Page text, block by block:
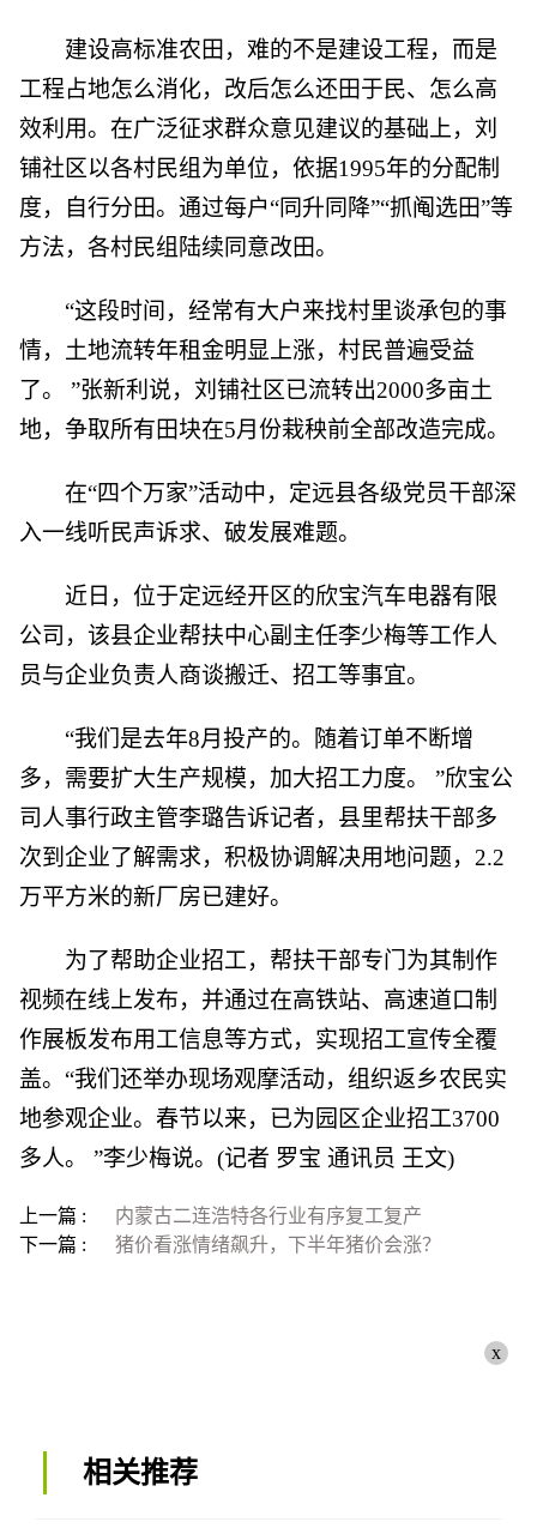
建设高标准农田，难的不是建设工程，而是
工程占地怎么消化，改后怎么还田于民、怎么高
效利用。在广泛征求群众意见建议的基础上，刘
铺社区以各村民组为单位，依据1995年的分配制
度，自行分田。通过每户“同升同降”“抓阄选田”等
方法，各村民组陆续同意改田。
“这段时间，经常有大户来找村里谈承包的事
情，土地流转年租金明显上涨，村民普遍受益
了。 ”张新利说，刘铺社区已流转出2000多亩土
地，争取所有田块在5月份栽秧前全部改造完成。
在“四个万家”活动中，定远县各级党员干部深
入一线听民声诉求、破发展难题。
近日，位于定远经开区的欣宝汽车电器有限
公司，该县企业帮扶中心副主任李少梅等工作人
员与企业负责人商谈搬迁、招工等事宜。
“我们是去年8月投产的。随着订单不断增
多，需要扩大生产规模，加大招工力度。 ”欣宝公
司人事行政主管李璐告诉记者，县里帮扶干部多
次到企业了解需求，积极协调解决用地问题，2.2
万平方米的新厂房已建好。
为了帮助企业招工，帮扶干部专门为其制作
视频在线上发布，并通过在高铁站、高速道口制
作展板发布用工信息等方式，实现招工宣传全覆
盖。“我们还举办现场观摩活动，组织返乡农民实
地参观企业。春节以来，已为园区企业招工3700
多人。 ”李少梅说。(记者 罗宝 通讯员 王文)
上一篇 :
内蒙古二连浩特各行业有序复工复产
下一篇 :
猪价看涨情绪飙升，下半年猪价会涨？
x
相关推荐